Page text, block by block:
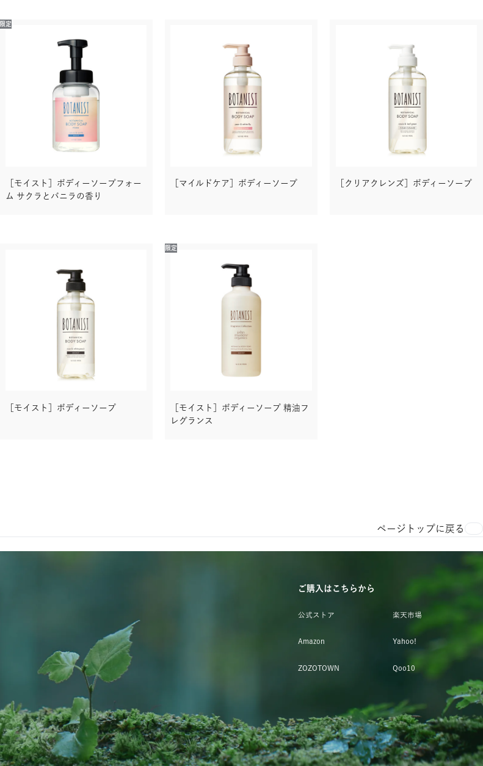
限定
［モイスト］ボディーソープフォー
ム サクラとバニラの香り
［マイルドケア］ボディーソープ ［クリアクレンズ］ボディーソープ
［モイスト］ボディーソープ
限定
［モイスト］ボディーソープ 精油フ
レグランス
ページトップに戻る
ご購入はこちらから
公式ストア 楽天市場
Amazon Yahoo!
ZOZOTOWN Qoo10